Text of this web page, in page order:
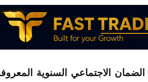
الضمان الاجتماعي السنوية